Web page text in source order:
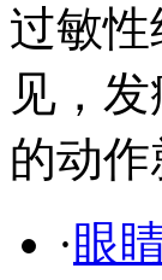
过敏
见，
的动作
· 眼